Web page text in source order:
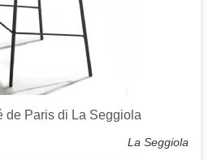
de Paris di La Seggiola
La Seggiola